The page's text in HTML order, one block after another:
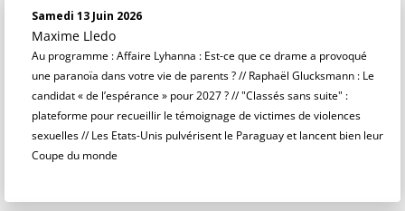
Samedi 13 Juin 2026
Maxime Lledo
Au programme : Affaire Lyhanna : Est-ce que ce drame a provoqué
une paranoïa dans votre vie de parents ? // Raphaël Glucksmann : Le
candidat « de l’espérance » pour 2027 ? // "Classés sans suite" :
plateforme pour recueillir le témoignage de victimes de violences
sexuelles // Les Etats-Unis pulvérisent le Paraguay et lancent bien leur
Coupe du monde